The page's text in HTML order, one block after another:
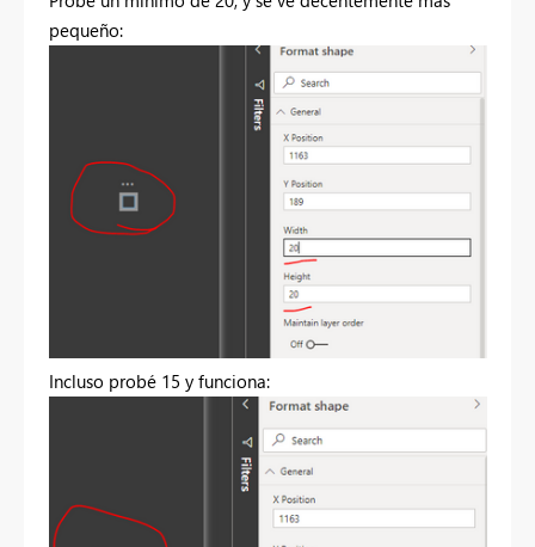
pequeño:
Incluso probé 15 y funciona: